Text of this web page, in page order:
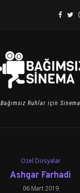
Bağımsız Ruhlar için Sinema
Özel Dosyalar
Ashgar Farhadi
06 Mart 2019